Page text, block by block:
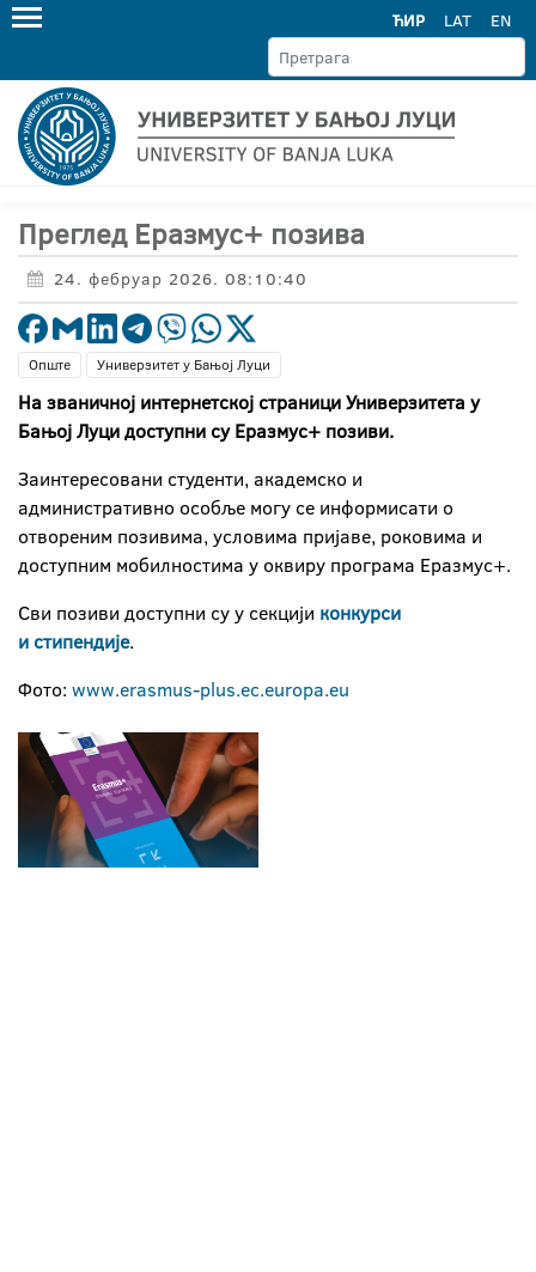
ЋИР LAT EN
Преглед Еразмус+ позива
24. фебруар 2026. 08:10:40
Опште Универзитет у Бањој Луци
На званичној интернетској страници Универзитета у
Бањој Луци доступни су Еразмус+ позиви.
Заинтересовани студенти, академско и
административно особље могу се информисати о
отвореним позивима, условима пријаве, роковима и
доступним мобилностима у оквиру програма Еразмус+.
Сви позиви доступни су у секцији конкурси
и стипендије.
Фото: www.erasmus-plus.ec.europa.eu